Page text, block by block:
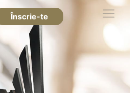
Înscrie-te